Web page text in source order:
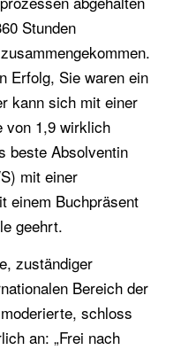
Stunden
Erfolg, Sie waren ein
kann sich mit einer
von 1,9 wirklich
beste Absolventin
mit einer
einem Buchpräsent
geehrt.
zuständiger
Bereich der
schloss
an: „Frei nach